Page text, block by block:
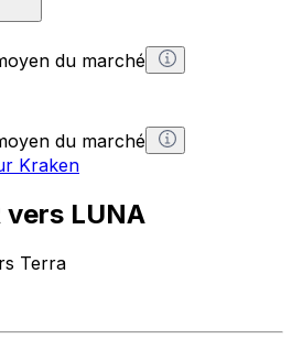
du marché
du marché
Kraken
vers LUNA
Terra